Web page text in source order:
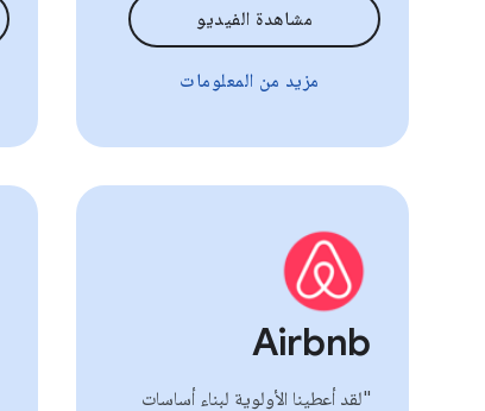
مشاهدة الفيديو
مزيد من المعلومات
Airbnb
"لقد أعطينا الأولوية لبناء أساسات